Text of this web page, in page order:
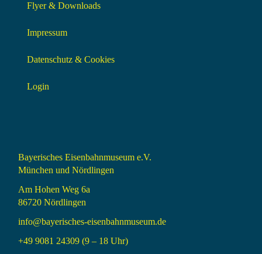
Flyer & Downloads
Impressum
Datenschutz & Cookies
Login
Bayerisches Eisenbahnmuseum e.V.
München und Nördlingen
Am Hohen Weg 6a
86720 Nördlingen
info@bayerisches-eisenbahnmuseum.de
+49 9081 24309 (9 – 18 Uhr)